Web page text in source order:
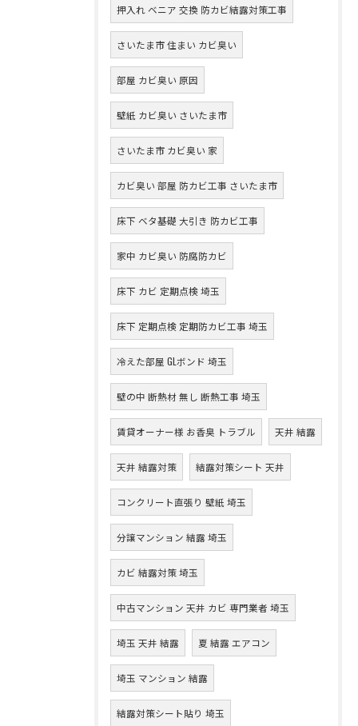
押入れ ベニア 交換 防カビ結露対策工事
さいたま市 住まい カビ臭い
部屋 カビ臭い 原因
壁紙 カビ臭い さいたま市
さいたま市 カビ臭い 家
カビ臭い 部屋 防カビ工事 さいたま市
床下 ベタ基礎 大引き 防カビ工事
家中 カビ臭い 防腐防カビ
床下 カビ 定期点検 埼玉
床下 定期点検 定期防カビ工事 埼玉
冷えた部屋 GLボンド 埼玉
壁の中 断熱材 無し 断熱工事 埼玉
賃貸オーナー様 お香臭 トラブル 天井 結露
天井 結露対策 結露対策シート 天井
コンクリート直張り 壁紙 埼玉
分譲マンション 結露 埼玉
カビ 結露対策 埼玉
中古マンション 天井 カビ 専門業者 埼玉
埼玉 天井 結露 夏 結露 エアコン
埼玉 マンション 結露
結露対策シート貼り 埼玉